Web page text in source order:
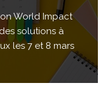
World Impact
solutions à
les 7 et 8 mars